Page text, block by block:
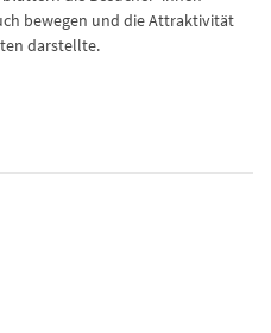
bewegen und die Attraktivität
darstellte.